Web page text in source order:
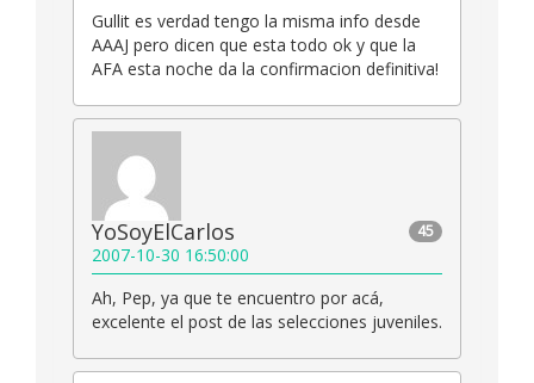
Gullit es verdad tengo la misma info desde
AAAJ pero dicen que esta todo ok y que la
AFA esta noche da la confirmacion definitiva!
45
YoSoyElCarlos
2007-10-30 16:50:00
Ah, Pep, ya que te encuentro por acá,
excelente el post de las selecciones juveniles.